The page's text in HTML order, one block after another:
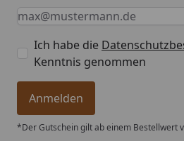
Keine Eingabe erforderlich
Eingabe erforderlich
E-Mail *
Ich habe die
Kenntnis genommen
Anmelden
*Der Gutschein gilt ab einem Bestellwert